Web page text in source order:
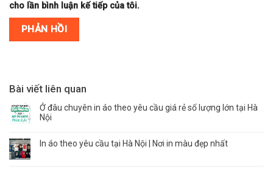
cho lần bình luận kế tiếp của tôi.
Bài viết liên quan
Ở đâu chuyên in áo theo yêu cầu giá rẻ số lượng lớn tại Hà
Nội
In áo theo yêu cầu tại Hà Nội | Nơi in màu đẹp nhất